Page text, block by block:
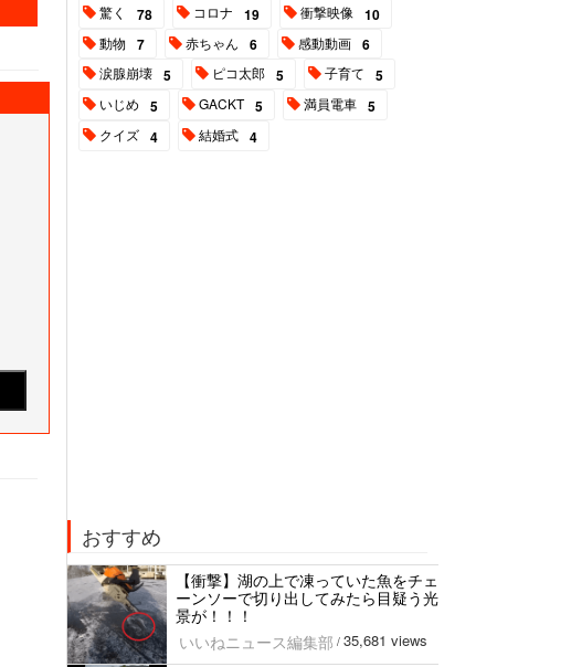
驚く 78 コロナ 19 衝撃映像 10
動物 7 赤ちゃん 6 感動動画 6
涙腺崩壊 5 ピコ太郎 5 子育て 5
いじめ 5 GACKT 5 満員電車 5
クイズ 4 結婚式 4
おすすめ
【衝撃】湖の上で凍っていた魚をチェ
ーンソーで切り出してみたら目疑う光
景が！！！
いいねニュース編集部 / 35,681 views